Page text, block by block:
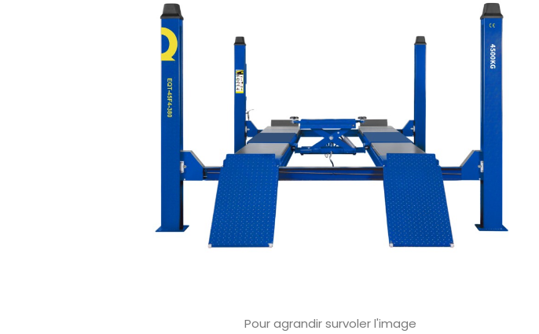
Pour agrandir survoler l'image